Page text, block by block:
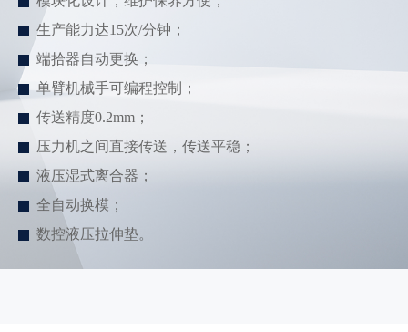
生产能力达15次/分钟；
端拾器自动更换；
单臂机械手可编程控制；
传送精度0.2mm；
压力机之间直接传送，传送平稳；
液压湿式离合器；
全自动换模；
数控液压拉伸垫。